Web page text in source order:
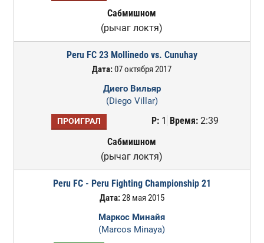
Сабмишном
(рычаг локтя)
Peru FC 23 Mollinedo vs. Cunuhay
Дата:07 октября 2017
Диего Вильяр
(Diego Villar)
ПРОИГРАЛ Р:1 Время:2:39
Сабмишном
(рычаг локтя)
Peru FC - Peru Fighting Championship 21
Дата:28 мая 2015
Маркос Минайя
(Marcos Minaya)